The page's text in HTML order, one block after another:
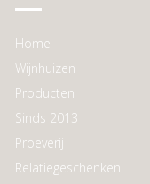
Home
Wijnhuizen
Producten
Sinds 2013
Proeverij
Relatiegeschenken